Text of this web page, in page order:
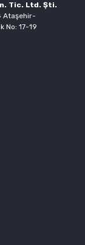
Tic. Ltd. Şti.
Ataşehir-
No: 17-19